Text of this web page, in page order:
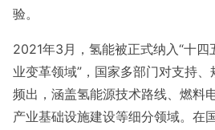
验。
2021年3月，氢能被正式纳入“十四
业变革领域”，国家多部门对支持
频出，涵盖氢能源技术路线、燃料
产业基础设施建设等细分领域。在